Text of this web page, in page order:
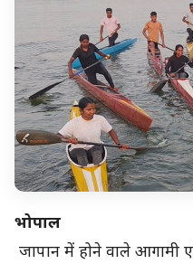
भोपाल
जापान में होने वाले आगामी